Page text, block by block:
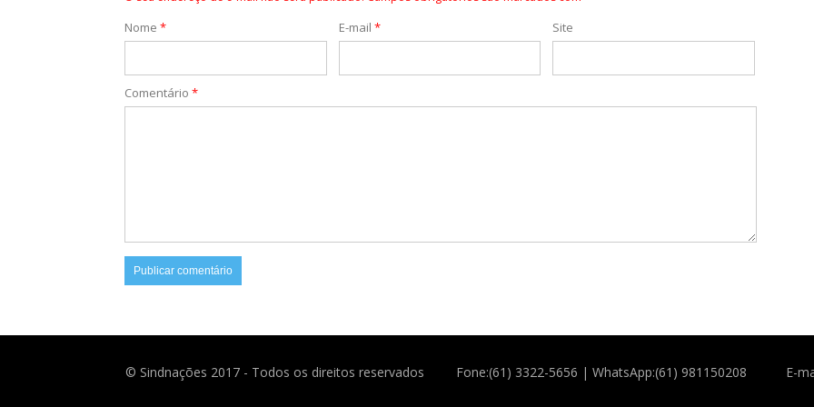
Nome * E-mail * Site
Comentário *
© Sindnações 2017 - Todos os direitos reservados Fone:(61) 3322-5656 | WhatsApp:(61) 981150208 E-